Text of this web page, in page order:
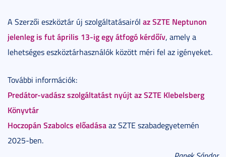
A Szerzői eszköztár új szolgáltatásairól az SZTE Neptunon
jelenleg is fut április 13-ig egy átfogó kérdőív, amely a
lehetséges eszköztárhasználók között méri fel az igényeket.
További információk:
Predátor-vadász szolgáltatást nyújt az SZTE Klebelsberg
Könyvtár
Hoczopán Szabolcs előadásaaz SZTE szabadegyetemén
2025-ben.